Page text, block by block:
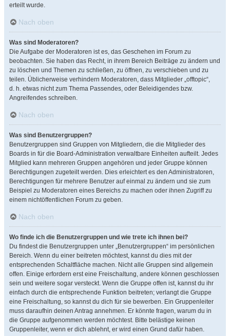
erteilt wurde.
Nach oben
Was sind Moderatoren?
Die Aufgabe der Moderatoren ist es, das Geschehen im Forum zu
beobachten. Sie haben das Recht, in ihrem Bereich Beiträge zu ändern und
zu löschen und Themen zu schließen, zu öffnen, zu verschieben und zu
teilen. Üblicherweise verhindern Moderatoren, dass Mitglieder „offtopic“,
d. h. etwas nicht zum Thema Passendes, oder Beleidigendes bzw.
Angreifendes schreiben.
Nach oben
Was sind Benutzergruppen?
Benutzergruppen sind Gruppen von Mitgliedern, die die Mitglieder des
Boards in für die Board-Administration verwaltbare Einheiten aufteilt. Jedes
Mitglied kann mehreren Gruppen angehören und jeder Gruppe können
Berechtigungen zugeteilt werden. Dies erleichtert es den Administratoren,
Berechtigungen für mehrere Benutzer auf einmal zu ändern und sie zum
Beispiel zu Moderatoren eines Bereichs zu machen oder ihnen Zugriff zu
einem nichtöffentlichen Forum zu geben.
Nach oben
Wo finde ich die Benutzergruppen und wie trete ich ihnen bei?
Du findest die Benutzergruppen unter „Benutzergruppen“ im persönlichen
Bereich. Wenn du einer beitreten möchtest, kannst du dies mit der
entsprechenden Schaltfläche machen. Nicht alle Gruppen sind allgemein
offen. Einige erfordern erst eine Freischaltung, andere können geschlossen
sein und weitere sogar versteckt. Wenn die Gruppe offen ist, kannst du ihr
einfach durch die entsprechende Funktion beitreten; verlangt die Gruppe
eine Freischaltung, so kannst du dich für sie bewerben. Ein Gruppenleiter
muss daraufhin deinen Antrag annehmen. Er könnte fragen, warum du in
die Gruppe aufgenommen werden möchtest. Bitte belästige keinen
Gruppenleiter, wenn er dich ablehnt, er wird einen Grund dafür haben.